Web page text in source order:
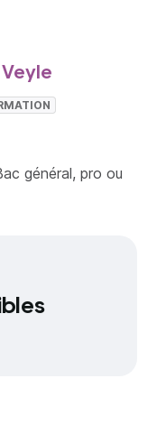
général, pro ou